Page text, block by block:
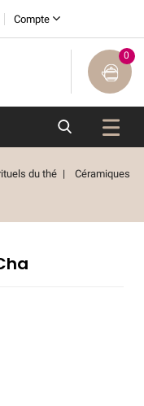
Compte
0
du thé
Céramiques